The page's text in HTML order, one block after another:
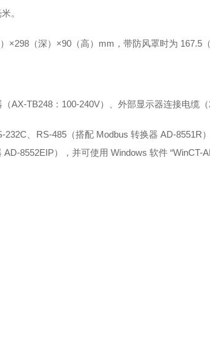
。
×298（深）×90（高）mm，带防风罩时为 167.5
AX-TB248：100-240V）、外部显示器连接电缆
232C、RS-485（搭配 Modbus 转换器 AD-8551R
8552EIP），并可使用 Windows 软件 “WinCT-